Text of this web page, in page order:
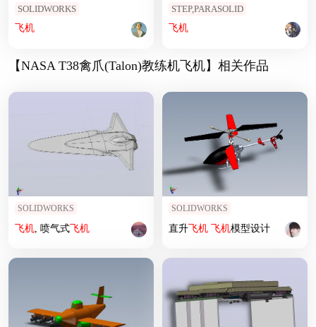
SOLIDWORKS
飞机
STEP,PARASOLID
飞机
【NASA T38禽爪(Talon)教练机飞机】相关作品
SOLIDWORKS
飞机, 喷气式飞机
SOLIDWORKS
直升飞机 飞机模型设计